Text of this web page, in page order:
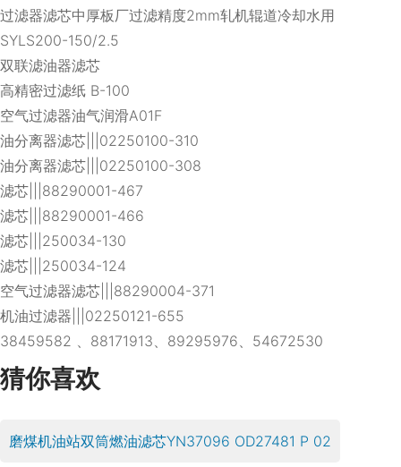
过滤器滤芯中厚板厂过滤精度2mm轧机辊道冷却水用
SYLS200-150/2.5
双联滤油器滤芯
高精密过滤纸 B-100
空气过滤器油气润滑A01F
油分离器滤芯|||02250100-310
油分离器滤芯|||02250100-308
滤芯|||88290001-467
滤芯|||88290001-466
滤芯|||250034-130
滤芯|||250034-124
空气过滤器滤芯|||88290004-371
机油过滤器|||02250121-655
38459582 、88171913、89295976、54672530
猜你喜欢
磨煤机油站双筒燃油滤芯YN37096 OD27481 P 02